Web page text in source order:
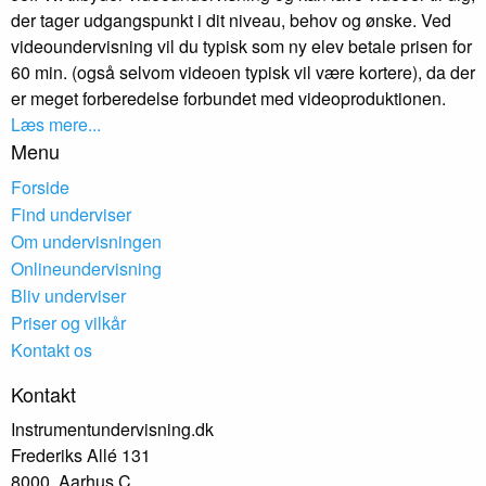
der tager udgangspunkt i dit niveau, behov og ønske. Ved
videoundervisning vil du typisk som ny elev betale prisen for
60 min. (også selvom videoen typisk vil være kortere), da der
er meget forberedelse forbundet med videoproduktionen.
Læs mere...
Menu
Forside
Find underviser
Om undervisningen
Onlineundervisning
Bliv underviser
Priser og vilkår
Kontakt os
Kontakt
Instrumentundervisning.dk
Frederiks Allé 131